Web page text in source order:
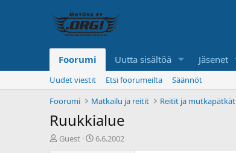
Foorumi Uutta sisältöä Jäsenet
Uudet viestit Etsi foorumeilta
Säännöt
Foorumi
Matkailu ja reitit Reitit ja mutkapätkät
Ruukkialue
K
Guest
A
6.6.2002